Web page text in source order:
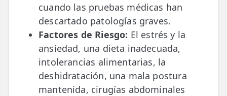
cuando las pruebas médicas han
descartado patologías graves.
Factores de Riesgo: El estrés y la
ansiedad, una dieta inadecuada,
intolerancias alimentarias, la
deshidratación, una mala postura
mantenida, cirugías abdominales